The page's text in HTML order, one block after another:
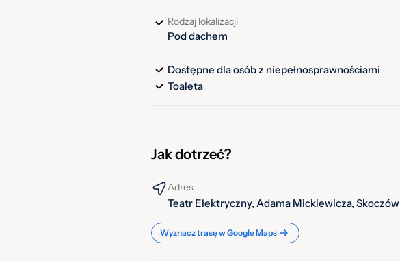
Rodzaj lokalizacji
Pod dachem
Dostępne dla osób z niepełnosprawnościami
Toaleta
Jak dotrzeć?
Adres
Teatr Elektryczny, Adama Mickiewicza, Skoczów
Wyznacz trasę w Google Maps